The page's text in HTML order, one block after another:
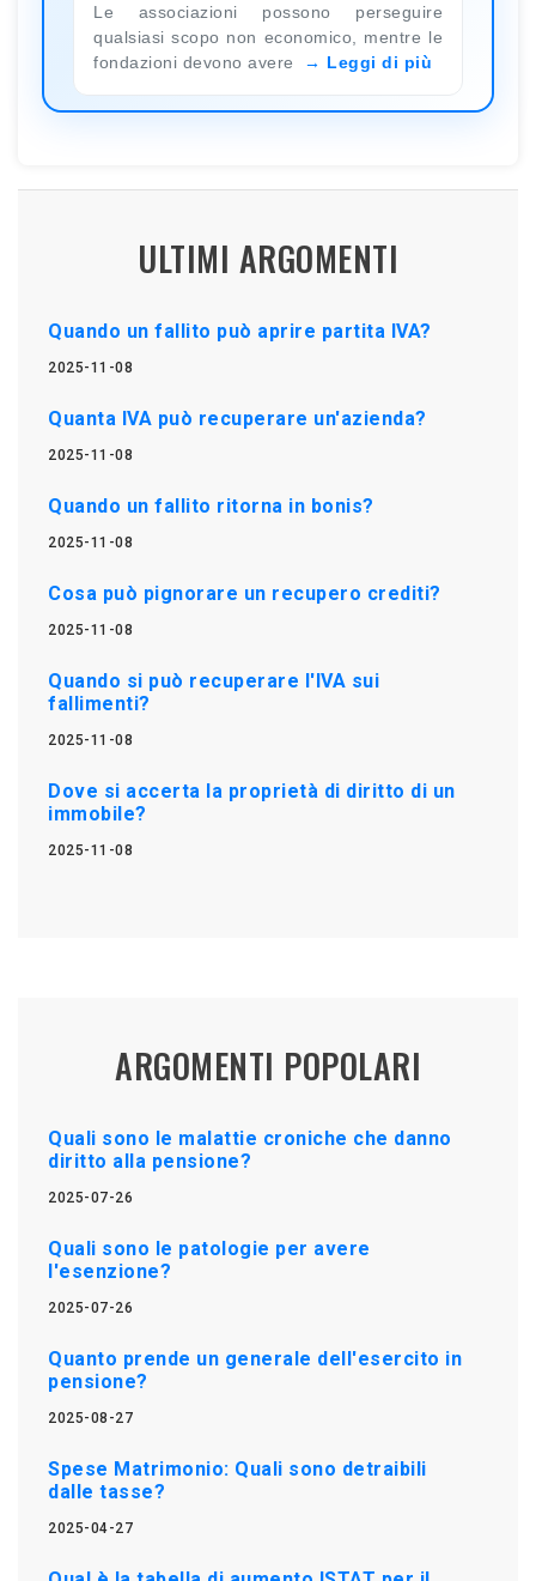
Le associazioni possono perseguire
qualsiasi scopo non economico, mentre le
fondazioni devono avere
Leggi di più
ULTIMI ARGOMENTI
Quando un fallito può aprire partita IVA?
2025-11-08
Quanta IVA può recuperare un'azienda?
2025-11-08
Quando un fallito ritorna in bonis?
2025-11-08
Cosa può pignorare un recupero crediti?
2025-11-08
Quando si può recuperare l'IVA sui
fallimenti?
2025-11-08
Dove si accerta la proprietà di diritto di un
immobile?
2025-11-08
ARGOMENTI POPOLARI
Quali sono le malattie croniche che danno
diritto alla pensione?
2025-07-26
Quali sono le patologie per avere
l'esenzione?
2025-07-26
Quanto prende un generale dell'esercito in
pensione?
2025-08-27
Spese Matrimonio: Quali sono detraibili
dalle tasse?
2025-04-27